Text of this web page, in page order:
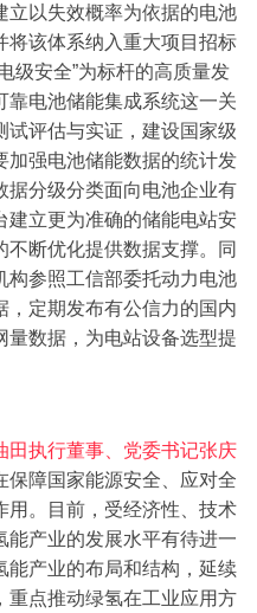
立以失效概率为依据的电池
将该体系纳入重大项目招标
级安全”为标杆的高质量发
靠电池储能集成系统这一关
试评估与实证，建设国家级
加强电池储能数据的统计发
据分级分类面向电池企业有
建立更为准确的储能电站安
断优化提供数据支撑。同
构参照工信部委托动力电池
，定期发布有公信力的国内
量数据，为电站设备选型提
田执行董事、党委书记张庆
保障国家能源安全、应对全
用。目前，受经济性、技术
能产业的发展水平有待进一
能产业的布局和结构，延续
重点推动绿氢在工业应用方